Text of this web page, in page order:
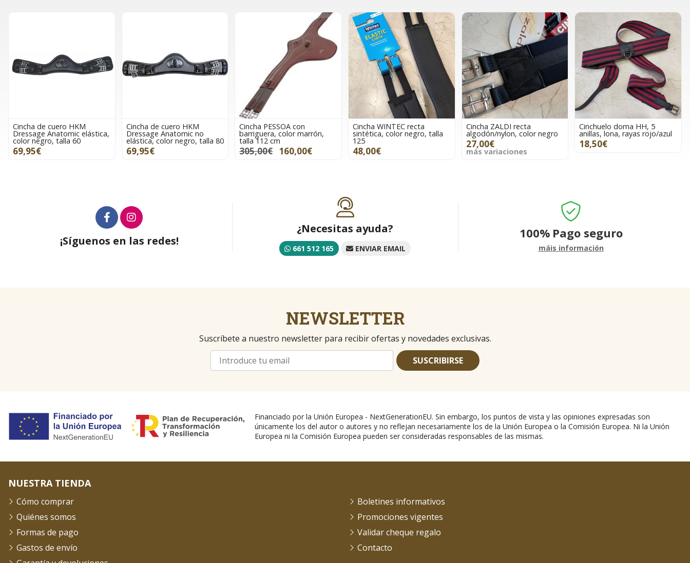
Cincha de cuero HKM
Dressage Anatomic elástica,
color negro, talla 60
69,95€
Cincha de cuero HKM
Dressage Anatomic no
elástica, color negro, talla 80
69,95€
Cincha PESSOA con
barriguera, color marrón,
talla 112 cm
305,00€ 160,00€
Cincha WINTEC recta
sintética, color negro, talla
125
48,00€
Cincha ZALDI recta
algodón/nylon, color negro
27,00€
más variaciones
Cinchuelo doma HH, 5
anillas, lona, rayas rojo/azul
18,50€
¡Síguenos en las redes!
¿Necesitas ayuda?
661 512 165 ENVIAR EMAIL
100% Pago seguro
máis información
NEWSLETTER
Suscríbete a nuestro newsletter para recibir ofertas y novedades exclusivas.
SUSCRIBIRSE
Financiado por la Unión Europea - NextGenerationEU. Sin embargo, los puntos de vista y las opiniones expresadas son
únicamente los del autor o autores y no reflejan necesariamente los de la Unión Europea o la Comisión Europea. Ni la Unión
Europea ni la Comisión Europea pueden ser consideradas responsables de las mismas.
NUESTRA TIENDA
Cómo comprar
Quiénes somos
Formas de pago
Gastos de envío
Boletines informativos
Promociones vigentes
Validar cheque regalo
Contacto